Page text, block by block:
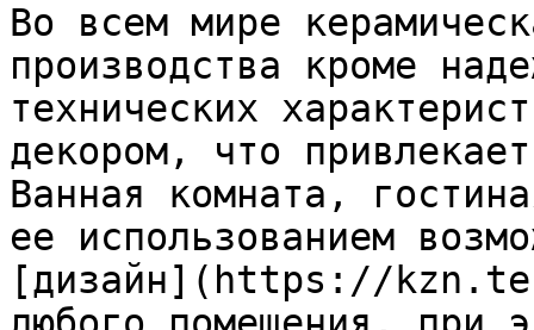
Во всем мире
производства кроме
технических
декором, что
Ванная комната,
ее использованием
[дизайн](https://